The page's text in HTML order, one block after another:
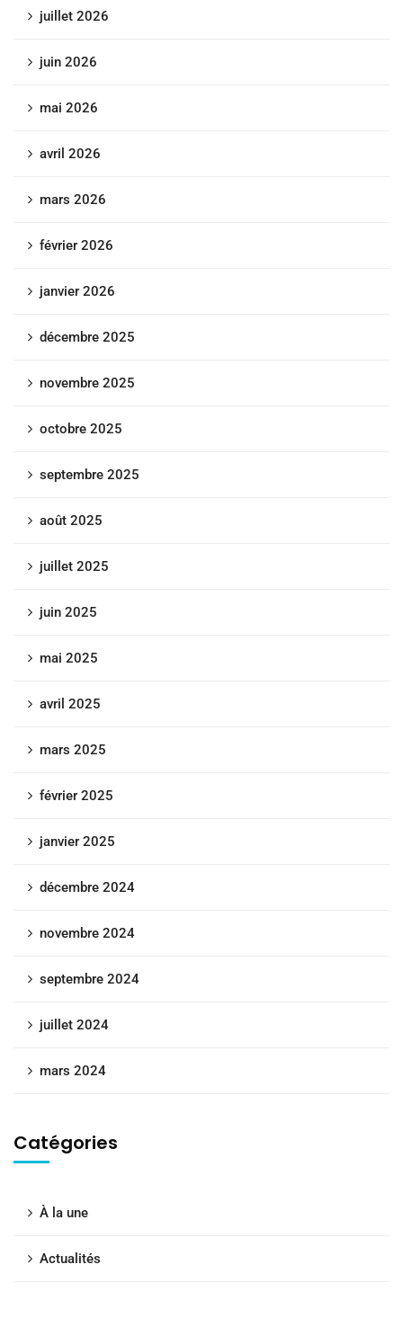
juillet 2026
juin 2026
mai 2026
avril 2026
mars 2026
février 2026
janvier 2026
décembre 2025
novembre 2025
octobre 2025
septembre 2025
août 2025
juillet 2025
juin 2025
mai 2025
avril 2025
mars 2025
février 2025
janvier 2025
décembre 2024
novembre 2024
septembre 2024
juillet 2024
mars 2024
Catégories
À la une
Actualités